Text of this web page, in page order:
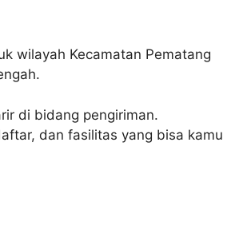
wilayah Kecamatan Pematang
di bidang pengiriman.
dan fasilitas yang bisa kamu